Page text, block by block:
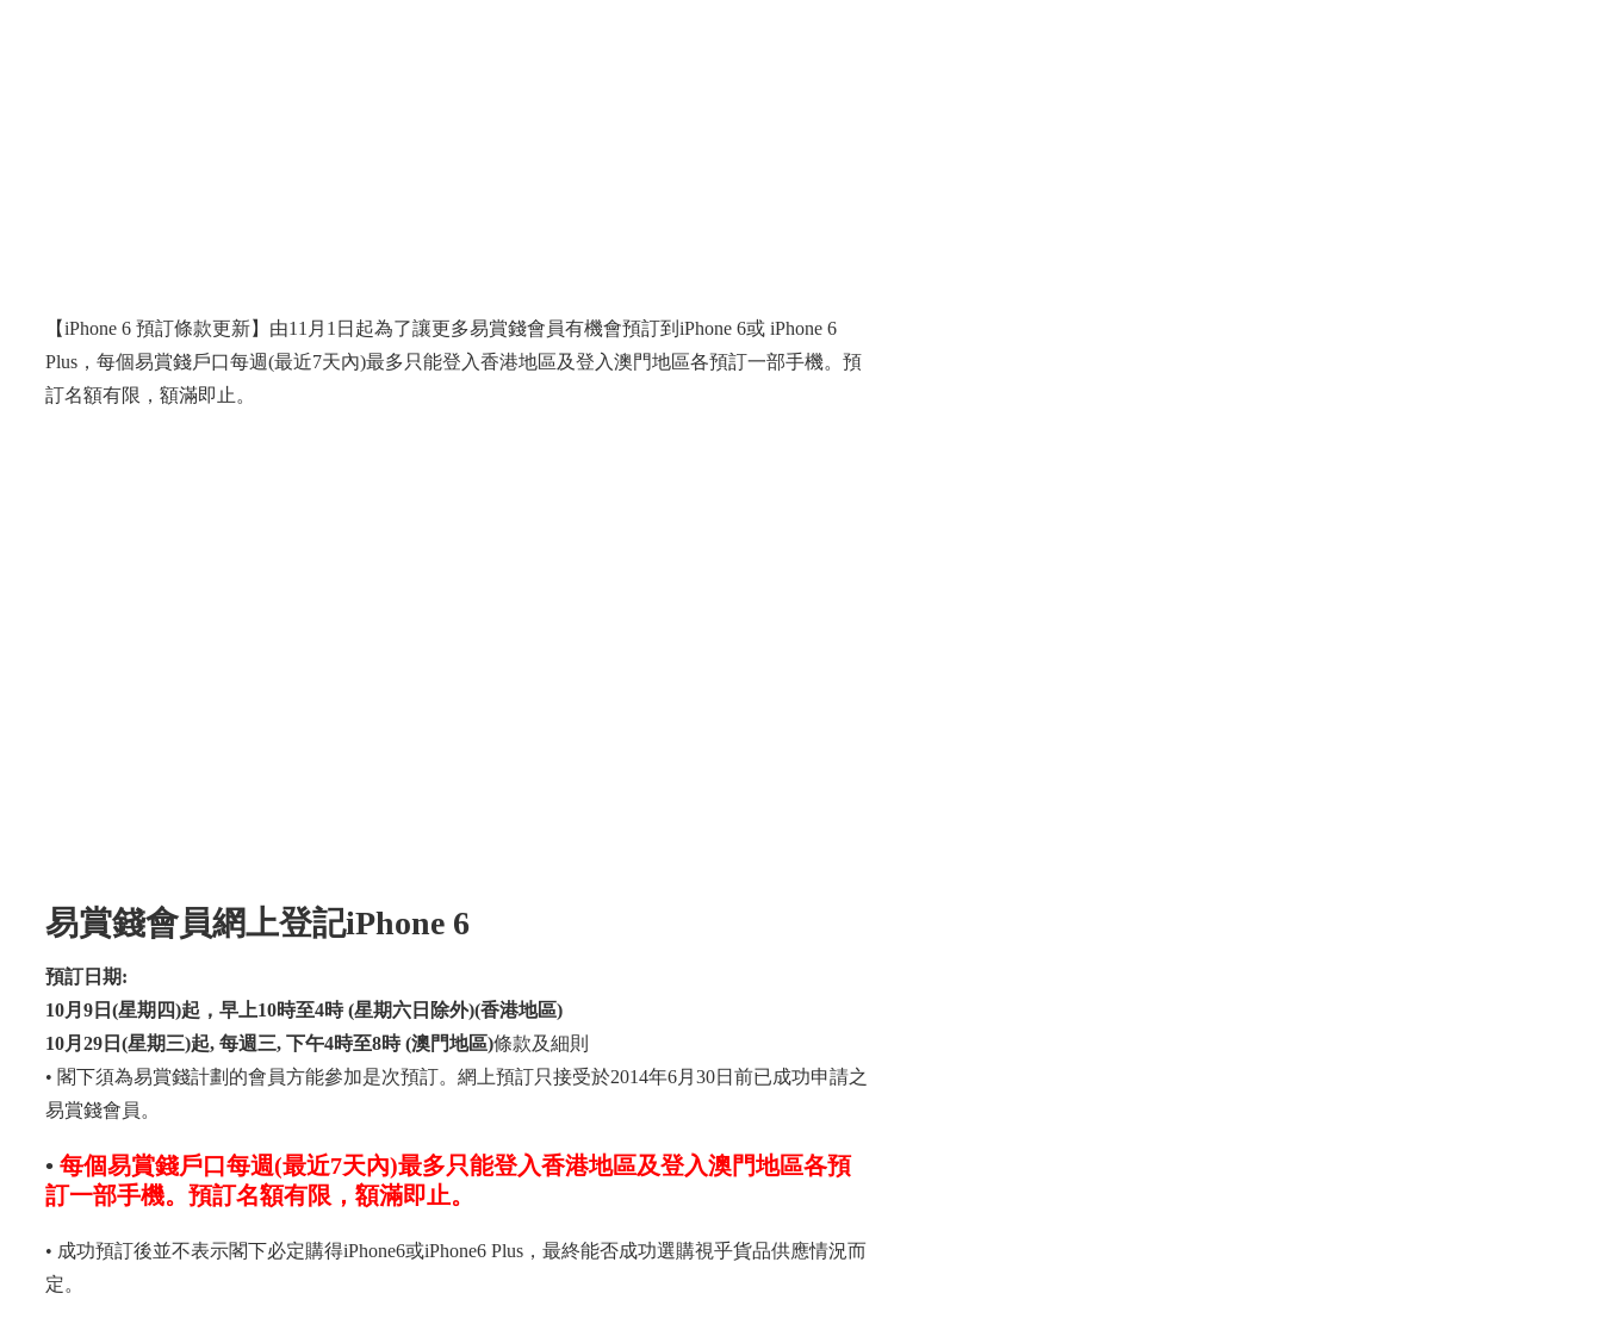
【iPhone 6 預訂條款更新】由11月1日起為了讓更多易賞錢會員有機會預訂到iPhone 6或 iPhone 6
Plus，每個易賞錢戶口每週(最近7天內)最多只能登入香港地區及登入澳門地區各預訂一部手機。預
訂名額有限，額滿即止。
易賞錢會員網上登記iPhone 6
預訂日期:
10月9日(星期四)起，早上10時至4時 (星期六日除外)(香港地區)
10月29日(星期三)起, 每週三, 下午4時至8時 (澳門地區)條款及細則
• 閣下須為易賞錢計劃的會員方能參加是次預訂。網上預訂只接受於2014年6月30日前已成功申請之
易賞錢會員。
• 每個易賞錢戶口每週(最近7天內)最多只能登入香港地區及登入澳門地區各預
訂一部手機。預訂名額有限，額滿即止。
• 成功預訂後並不表示閣下必定購得iPhone6或iPhone6 Plus，最終能否成功選購視乎貨品供應情況而
定。